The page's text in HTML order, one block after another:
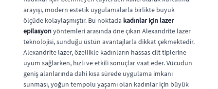
arayışı, modern estetik uygulamalarla birlikte büyük
ölçüde kolaylaşmıştır. Bu noktada kadınlar için lazer
epilasyonyöntemleri arasında öne çıkan Alexandrite lazer
teknolojisi, sunduğu üstün avantajlarla dikkat çekmektedir.
Alexandrite lazer, özellikle kadınların hassas cilt tiplerine
uyum sağlarken, hızlı ve etkili sonuçlar vaat eder. Vücudun
geniş alanlarında dahi kısa sürede uygulama imkanı
sunması, yoğun tempolu yaşamı olan kadınlar için büyük